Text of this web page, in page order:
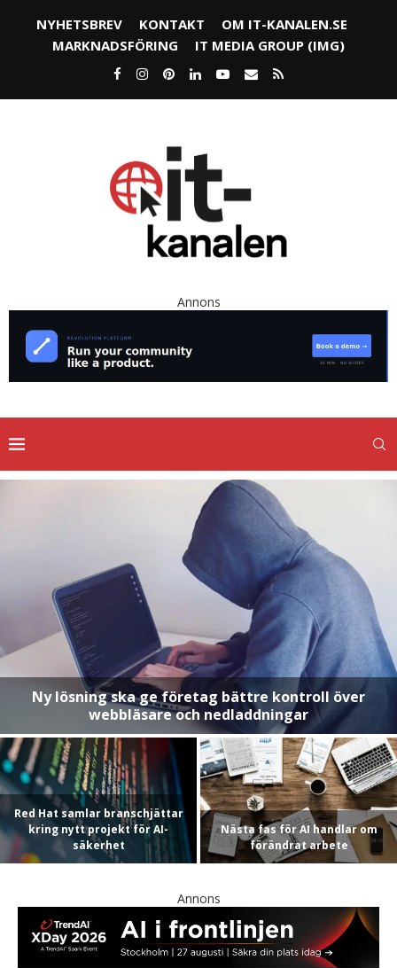
NYHETSBREV KONTAKT
OM IT-KANALEN.SE
MARKNADSFÖRING
IT MEDIA GROUP (IMG)
Annons
Ny lösning ska ge företag bättre kontroll över
webbläsare och nedladdningar
Red Hat samlar branschjättar
kring nytt projekt för AI-
säkerhet
Nästa fas för AI handlar om
förändrat arbete
Annons